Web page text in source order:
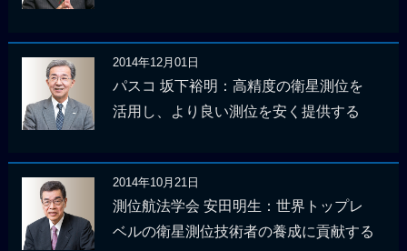
2014年12月01日
パスコ 坂下裕明：高精度の衛星測位を
活用し、より良い測位を安く提供する
2014年10月21日
測位航法学会 安田明生：世界トップレ
ベルの衛星測位技術者の養成に貢献する